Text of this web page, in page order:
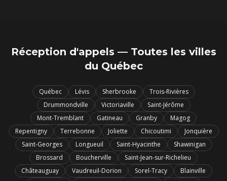
Réception d'appels — Toutes les villes
du Québec
Québec Lévis Sherbrooke
Trois-Rivières
Drummondville
Victoriaville
Saint-Jérôme
Mont-Tremblant
Gatineau Granby
Magog
Repentigny
Terrebonne Joliette Chicoutimi
Jonquière
Saint-Georges
Longueuil Saint-Hyacinthe
Shawinigan
Brossard
Boucherville
Saint-Jean-sur-Richelieu
Châteauguay
Vaudreuil-Dorion Sorel-Tracy
Blainville